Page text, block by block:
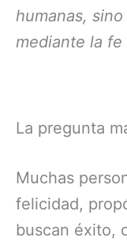
humanas,
mediante la
La pregunta
Muchas
felicidad,
buscan éxito,